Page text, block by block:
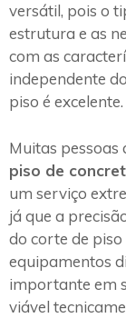
versátil, pois o
estrutura e as
com as
independente
piso é excelente.
Muitas pessoas
piso de
um serviço
já que a
do corte de
equipamentos
importante em
viável